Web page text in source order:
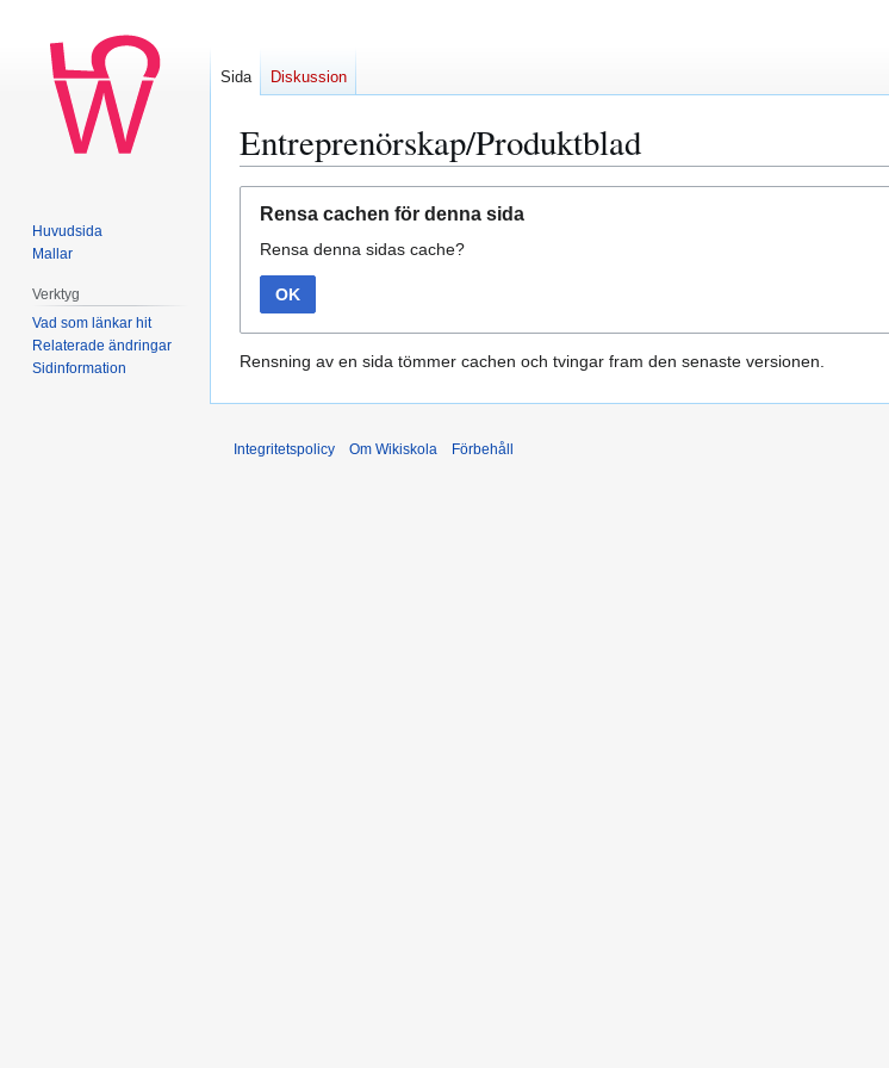
Entreprenörskap/Produktblad
navigering
sök
Rensa cachen för denna sida
Rensa denna sidas cache?
OK
Rensning av en sida tömmer cachen och tvingar fram den senaste versionen.
Sida Diskussion
Huvudsida
Mallar
Verktyg
Vad som länkar hit
Relaterade ändringar
Sidinformation
Integritetspolicy Om Wikiskola Förbehåll